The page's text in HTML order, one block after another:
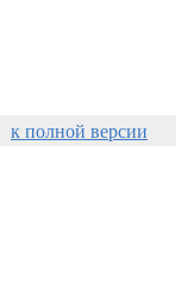
к полной версии